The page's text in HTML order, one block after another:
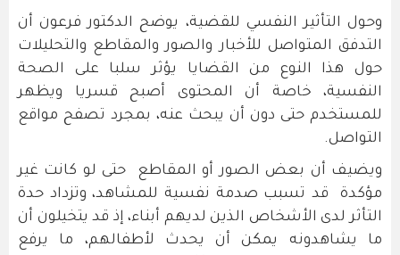
وحول التأثير النفسي للقضية، يوضح الدكتور فرعون أن
التدفق المتواصل للأخبار والصور والمقاطع والتحليلات
حول هذا النوع من القضايا يؤثر سلبا على الصحة
النفسية، خاصة أن المحتوى أصبح قسريا ويظهر
للمستخدم حتى دون أن يبحث عنه، بمجرد تصفح مواقع
التواصل.
ويضيف أن بعض الصور أو المقاطع حتى لو كانت غير
مؤكدة قد تسبب صدمة نفسية للمشاهد، وتزداد حدة
التأثر لدى الأشخاص الذين لديهم أبناء، إذ قد يتخيلون أن
ما يشاهدونه يمكن أن يحدث لأطفالهم، ما يرفع